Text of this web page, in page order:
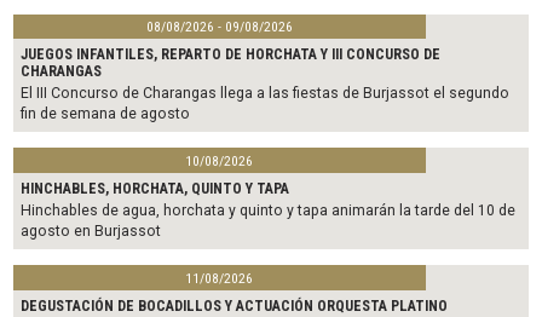
08/08/2026 - 09/08/2026
JUEGOS INFANTILES, REPARTO DE HORCHATA Y III CONCURSO DE
CHARANGAS
El III Concurso de Charangas llega a las fiestas de Burjassot el segundo
fin de semana de agosto
10/08/2026
HINCHABLES, HORCHATA, QUINTO Y TAPA
Hinchables de agua, horchata y quinto y tapa animarán la tarde del 10 de
agosto en Burjassot
11/08/2026
DEGUSTACIÓN DE BOCADILLOS Y ACTUACIÓN ORQUESTA PLATINO